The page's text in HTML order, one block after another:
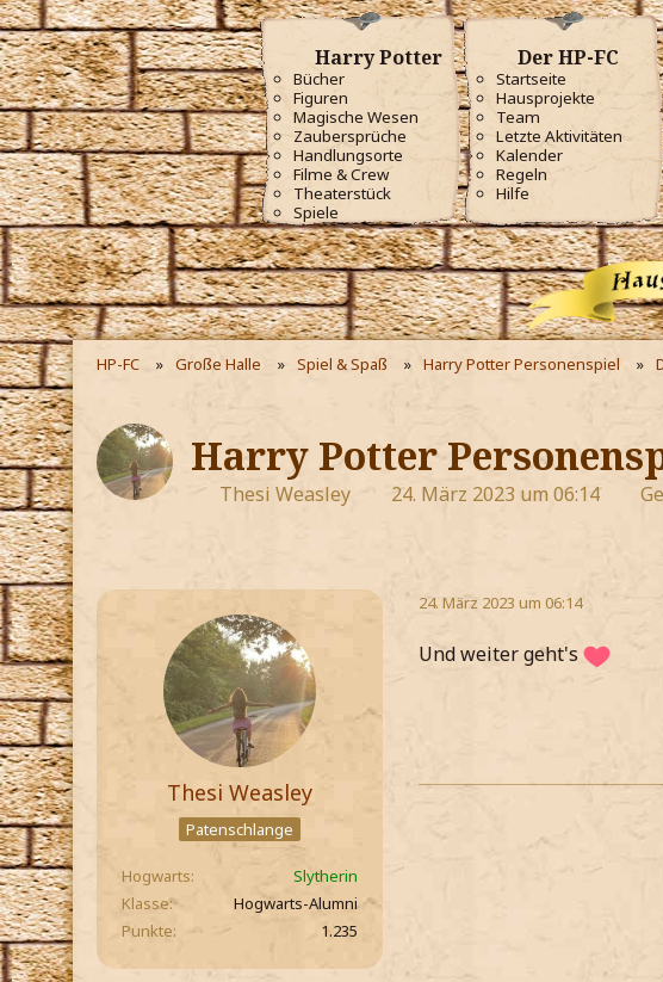
Harry Potter
Bücher
Figuren
Magische Wesen
Zaubersprüche
Handlungsorte
Filme & Crew
Theaterstück
Spiele
Der HP-FC
Startseite
Hausprojekte
Team
Letzte Aktivitäten
Kalender
Regeln
Hilfe
HP-FC Große Halle Spiel & Spaß Harry Potter Personenspiel
Harry Potter
Thesi Weasley 24. März 2023 um 06:14
Thesi Weasley
Patenschlange
Hogwarts
Slytherin
Klasse
Hogwarts-Alumni
Punkte
1.235
24. März 2023 um 06:14
Und weiter geht's